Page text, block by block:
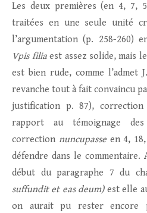
Les deux premières (en 4, 7,
traitées en une seule unité
l’argumentation (p. 258-260)
Vpis filiaest assez solide, mais
est bien rude, comme l’admet
revanche tout à fait convaincu
justification p. 87),
rapport au témoignage
correction nuncupasse en 4,
défendre dans le
début du paragraphe 7 du
suffundit et eas deum)est elle
on aurait pu rester encore